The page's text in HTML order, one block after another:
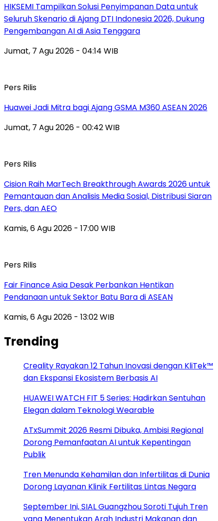
HIKSEMI Tampilkan Solusi Penyimpanan Data untuk
Seluruh Skenario di Ajang DTI Indonesia 2026, Dukung
Pengembangan AI di Asia Tenggara
Jumat, 7 Agu 2026 - 04:14 WIB
Pers Rilis
Huawei Jadi Mitra bagi Ajang GSMA M360 ASEAN 2026
Jumat, 7 Agu 2026 - 00:42 WIB
Pers Rilis
Cision Raih MarTech Breakthrough Awards 2026 untuk
Pemantauan dan Analisis Media Sosial, Distribusi Siaran
Pers, dan AEO
Kamis, 6 Agu 2026 - 17:00 WIB
Pers Rilis
Fair Finance Asia Desak Perbankan Hentikan
Pendanaan untuk Sektor Batu Bara di ASEAN
Kamis, 6 Agu 2026 - 13:02 WIB
Trending
Creality Rayakan 12 Tahun Inovasi dengan KliTek™
dan Ekspansi Ekosistem Berbasis AI
HUAWEI WATCH FIT 5 Series: Hadirkan Sentuhan
Elegan dalam Teknologi Wearable
ATxSummit 2026 Resmi Dibuka, Ambisi Regional
Dorong Pemanfaatan AI untuk Kepentingan
Publik
Tren Menunda Kehamilan dan Infertilitas di Dunia
Dorong Layanan Klinik Fertilitas Lintas Negara
September Ini, SIAL Guangzhou Soroti Tujuh Tren
yang Menentukan Arah Industri Makanan dan